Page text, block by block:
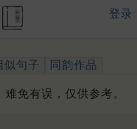
登录
似句子 同韵作品
免有误，仅供参考。